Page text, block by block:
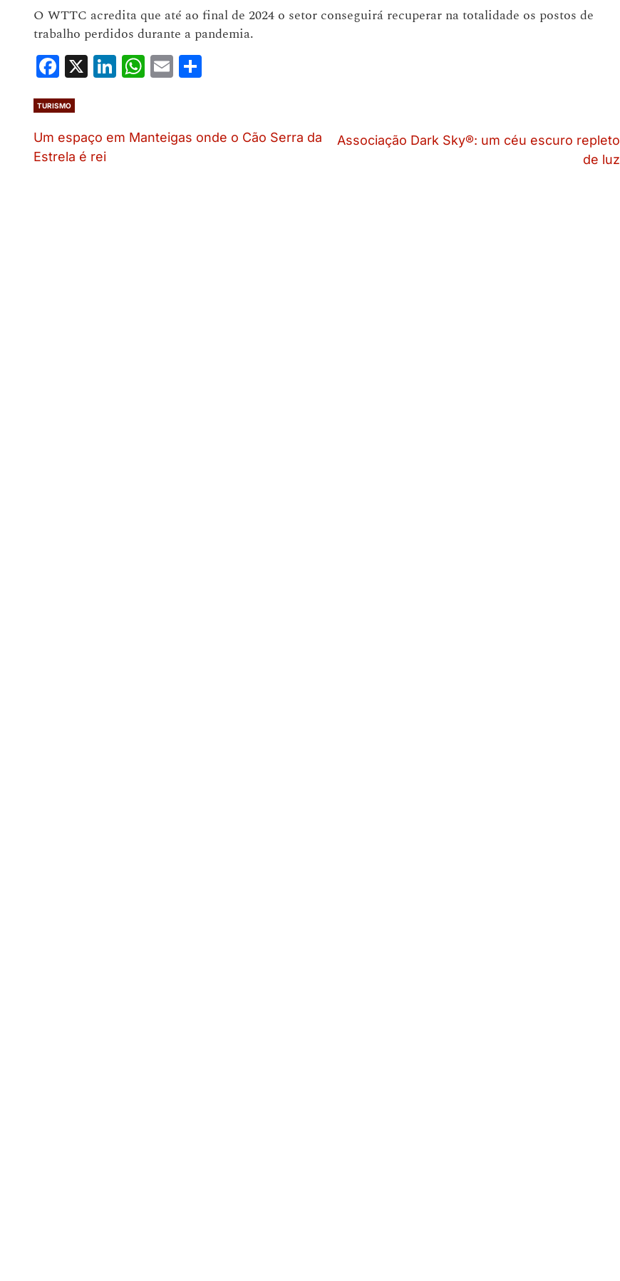
O WTTC acredita que até ao final de 2024 o setor conseguirá recuperar na totalidade os postos de
trabalho perdidos durante a pandemia.
Facebook
X LinkedIn
WhatsApp
Email
TURISMO
Um espaço em Manteigas onde o Cão Serra da
Estrela é rei
Associação Dark Sky®: um céu escuro repleto
de luz